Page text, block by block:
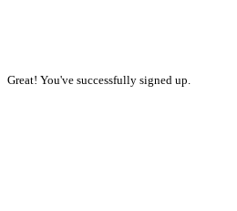
Great! You've successfully signed up.